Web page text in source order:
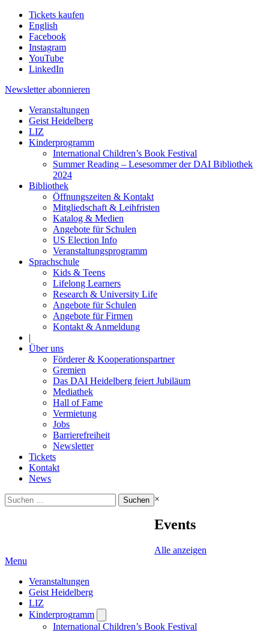
Tickets kaufen
English
Facebook
Instagram
YouTube
LinkedIn
Newsletter abonnieren
Veranstaltungen
Geist Heidelberg
LIZ
Kinderprogramm
International Children’s Book Festival
Summer Reading – Lesesommer der DAI Bibliothek
2024
Bibliothek
Öffnungszeiten & Kontakt
Mitgliedschaft & Leihfristen
Katalog & Medien
Angebote für Schulen
US Election Info
Veranstaltungsprogramm
Sprachschule
Kids & Teens
Lifelong Learners
Research & University Life
Angebote für Schulen
Angebote für Firmen
Kontakt & Anmeldung
|
Über uns
Förderer & Kooperationspartner
Gremien
Das DAI Heidelberg feiert Jubiläum
Mediathek
Hall of Fame
Vermietung
Jobs
Barrierefreiheit
Newsletter
Tickets
Kontakt
News
Suchen
nach:
×
Events
Alle anzeigen
Menu
Veranstaltungen
Geist Heidelberg
LIZ
Kinderprogramm
submenu
International Children’s Book Festival